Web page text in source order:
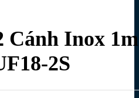
Cánh Inox
2S